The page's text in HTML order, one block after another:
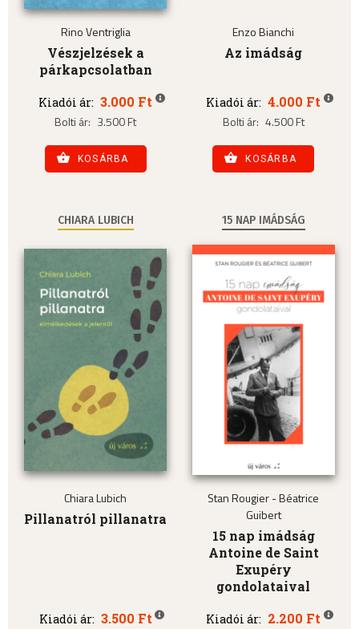
Rino Ventriglia
Vészjelzések a
párkapcsolatban
Kiadói ár: 3.000 Ft
Bolti ár: 3.500 Ft
KOSÁRBA
Enzo Bianchi
Az imádság
Kiadói ár: 4.000 Ft
Bolti ár: 4.500 Ft
KOSÁRBA
CHIARA LUBICH
Chiara Lubich
Pillanatról pillanatra
Kiadói ár: 3.500 Ft
15 NAP IMÁDSÁG
Stan Rougier - Béatrice
Guibert
15 nap imádság
Antoine de Saint
Exupéry
gondolataival
Kiadói ár: 2.200 Ft